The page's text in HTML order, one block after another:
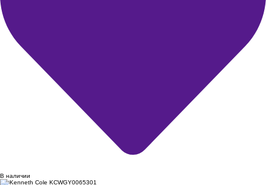
В наличии